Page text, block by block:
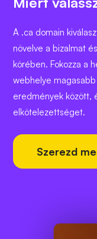
A .ca domain
növelve a bizalmat
körében. Fokozza a
webhelye
eredmények között,
elkötelezettséget.
Szerezd